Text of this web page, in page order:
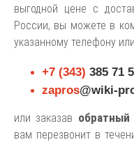
выгодной цене с
России, вы можете в
указанному телефону
+7 (343) 385 71
zapros@wiki-
или заказав обратный
вам перезвонит в